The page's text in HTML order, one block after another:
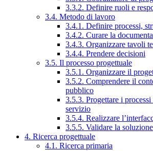
3.3.2. Definire ruoli e
3.4. Metodo di lavoro
3.4.1. Definire processi,
3.4.2. Curare la
3.4.3. Organizzare tavoli
3.4.4. Prendere decisioni
3.5. Il processo progettuale
3.5.1. Organizzare il
3.5.2. Comprendere il
pubblico
3.5.3. Progettare i processi
servizio
3.5.4. Realizzare
3.5.5. Validare la
4. Ricerca progettuale
4.1. Ricerca primaria